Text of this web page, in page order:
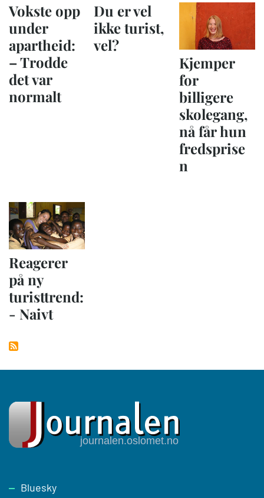
Vokste opp
under
apartheid:
– Trodde
det var
normalt
Du er vel
ikke turist,
vel?
Kjemper
for
billigere
skolegang,
nå får hun
fredsprise
n
Reagerer
på ny
turisttrend:
- Naivt
Footer
Bluesky